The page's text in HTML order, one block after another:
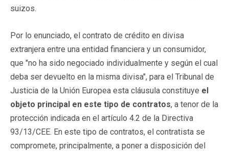
suizos.
Por lo enunciado, el contrato de crédito en divisa
extranjera entre una entidad financiera y un consumidor,
que "no ha sido negociado individualmente y según el cual
deba ser devuelto en la misma divisa", para el Tribunal de
Justicia de la Unión Europea esta cláusula constituye el
objeto principal en este tipo de contratos, a tenor de la
protección indicada en el artículo 4.2 de la Directiva
93/13/CEE. En este tipo de contratos, el contratista se
compromete, principalmente, a poner a disposición del